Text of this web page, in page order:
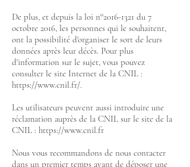
De plus, et depuis la loi n°2016-1321 du 7
octobre 2016, les personnes qui le souhaitent,
ont la possibilité d'organiser le sort de leurs
données après leur décès. Pour plus
d'information sur le sujet, vous pouvez
consulter le site Internet de la CNIL :
https://www.cnil.fr/.
Les utilisateurs peuvent aussi introduire une
réclamation auprès de la CNIL sur le site de la
CNIL : https://www.cnil.fr
Nous vous recommandons de nous contacter
dans un premier temps avant de déposer une